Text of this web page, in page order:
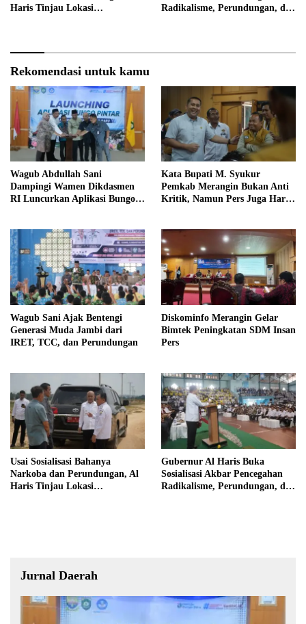
Haris Tinjau Lokasi
Radikalisme, Perundungan, dan
Rekomendasi untuk kamu
Wagub Abdullah Sani
Dampingi Wamen Dikdasmen
RI Luncurkan Aplikasi Bungo
Kata Bupati M. Syukur
Pemkab Merangin Bukan Anti
Kritik, Namun Pers Juga Harus
Wagub Sani Ajak Bentengi
Generasi Muda Jambi dari
IRET, TCC, dan Perundungan
Diskominfo Merangin Gelar
Bimtek Peningkatan SDM Insan
Pers
Usai Sosialisasi Bahanya
Narkoba dan Perundungan, Al
Haris Tinjau Lokasi
Gubernur Al Haris Buka
Sosialisasi Akbar Pencegahan
Radikalisme, Perundungan, dan
Jurnal Daerah